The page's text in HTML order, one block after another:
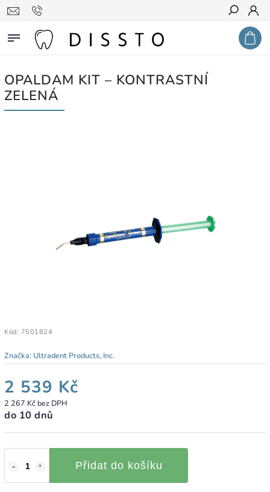
Hledat
OPALDAM KIT – KONTRASTNÍ
ZELENÁ
Kód: 7501824
Značka: Ultradent Products, Inc.
2 539 Kč
2 267 Kč bez DPH
do 10 dnů
Přidat do košíku